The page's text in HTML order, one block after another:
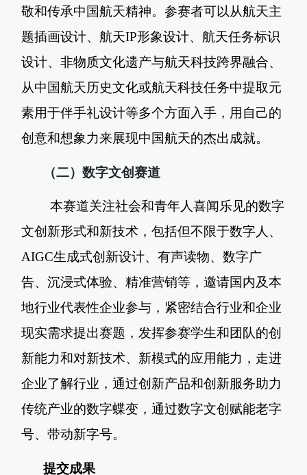
敬和传承中国航天精神。参赛者可以从航天主
题插画设计、航天IP形象设计、航天任务标识
设计、非物质文化遗产与航天科技跨界融合、
从中国航天历史文化或航天科技任务中提取元
素用于伴手礼设计等多个方面入手，用自己的
创意和想象力来展现中国航天的杰出成就。
（二）数字文创赛道
本赛道关注社会和青年人喜闻乐见的数字
文创新形式和新技术，包括但不限于数字人、
AIGC生成式创新设计、有声读物、数字广
告、沉浸式体验、精准营销等，邀请国内及本
地行业代表性企业参与，紧密结合行业和企业
现实需求提出赛题，发挥参赛学生和团队的创
新能力和对新技术、新模式的应用能力，走进
企业了解行业，通过创新产品和创新服务助力
传统产业的数字蝶变，通过数字文创赋能老字
号、带动新字号。
提交成果